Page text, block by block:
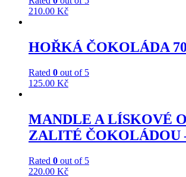
210.00 Kč
HOŘKÁ ČOKOLÁDA
Rated 0 out of 5
125.00 Kč
MANDLE A LÍSKOVÉ
ZALITÉ ČOKOLÁDOU
Rated 0 out of 5
220.00 Kč